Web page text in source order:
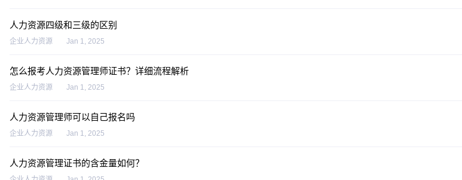
人力资源四级和三级的区别
企业人力资源 Jan 1, 2025
怎么报考人力资源管理师证书？详细流程解析
企业人力资源 Jan 1, 2025
人力资源管理师可以自己报名吗
企业人力资源 Jan 1, 2025
人力资源管理证书的含金量如何？